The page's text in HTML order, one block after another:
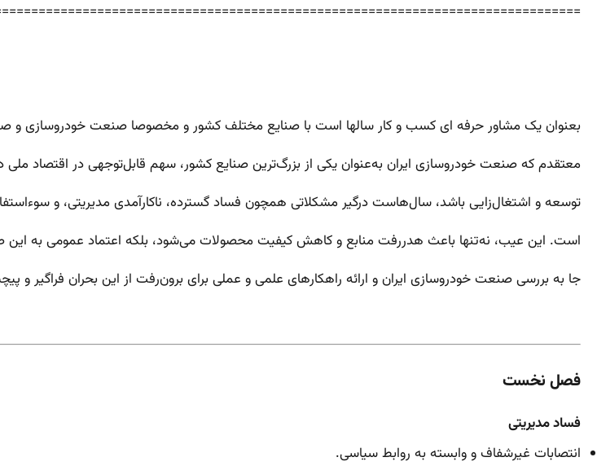
بعنوان یک مشاور حرفه ای کسب و کار سالها است با صنایع مختلف کشور و مخصوصا صنعت خودروسازی و
معتقدم که صنعت خودروسازی ایران به‌عنوان یکی از بزرگ‌ترین صنایع کشور، سهم قابل‌توجهی در اقتصاد
توسعه و اشتغال‌زایی باشد، سال‌هاست درگیر مشکلاتی همچون فساد گسترده، ناکارآمدی مدیریتی، و
است. این عیب، نه‌تنها باعث هدررفت منابع و کاهش کیفیت محصولات می‌شود، بلکه اعتماد عمومی به
جا به بررسی صنعت خودروسازی ایران و ارائه راهکارهای علمی و عملی برای برون‌رفت از این بحران فراگیر و
فصل نخست
فساد مدیریتی
انتصابات غیرشفاف و وابسته به روابط سیاسی.